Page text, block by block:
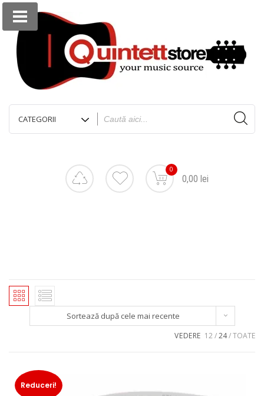
0
0,00 lei
Sortează după cele mai recente
VEDERE 12 24 TOATE
Reduceri!